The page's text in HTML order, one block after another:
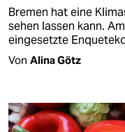
Bremen hat eine
sehen lassen kann.
eingesetzte
Von Alina Götz